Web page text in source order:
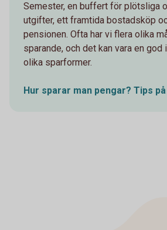
Semester, en buffert för plötsliga
utgifter, ett framtida bostadsköp
pensionen. Ofta har vi flera olika
sparande, och det kan vara en god
olika sparformer.
Hur sparar man pengar? Tips